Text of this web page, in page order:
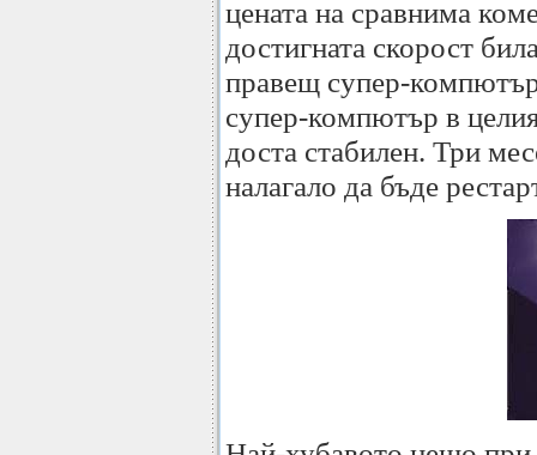
цената на сравнима
достигната скорост
правещ супер-
супер-компютър в
доста стабилен. Три
налагало да бъде